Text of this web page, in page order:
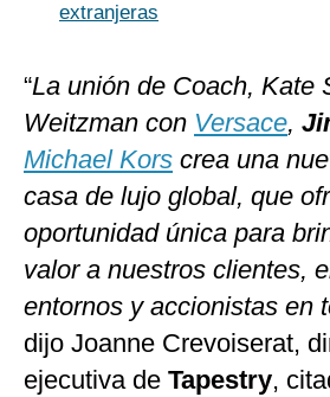
extranjeras
“La unión de Coach, Kate
Weitzman con Versace,
Michael Kors crea una
casa de lujo global, que
oportunidad única para
valor a nuestros clientes,
entornos y accionistas en
dijo Joanne Crevoiserat,
ejecutiva de Tapestry,